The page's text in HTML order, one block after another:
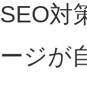
SEO対
ージが